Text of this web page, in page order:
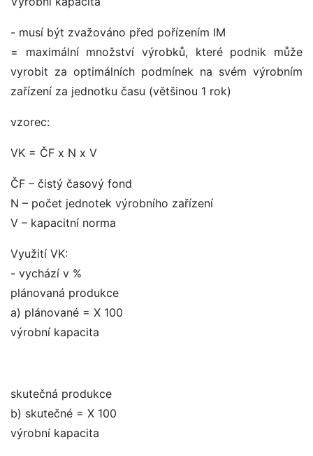
- musí být zvažováno před pořízením IM
= maximální množství výrobků, které podnik může
vyrobit za optimálních podmínek na svém výrobním
zařízení za jednotku času (většinou 1 rok)
vzorec:
VK = ČF x N x V
ČF – čistý časový fond
N – počet jednotek výrobního zařízení
V – kapacitní norma
Využití VK:
- vychází v %
plánovaná produkce
a) plánované = X 100
výrobní kapacita
skutečná produkce
b) skutečné = X 100
výrobní kapacita